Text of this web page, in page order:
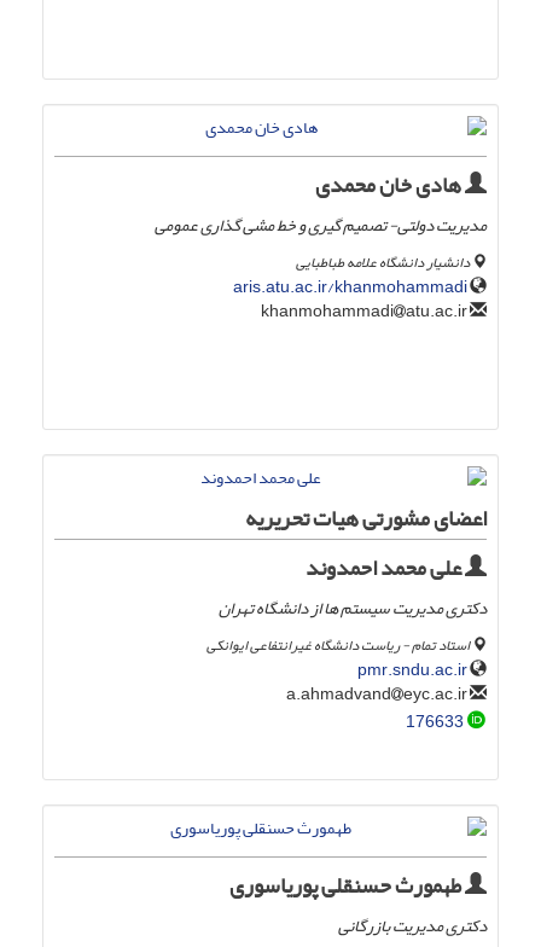
هادی خان محمدی
مدیریت دولتی- تصمیم گیری و خط مشی گذاری عمومی
دانشیار دانشگاه علامه طباطبایی
aris.atu.ac.ir/khanmohammadi
atu.ac.ir
اعضای مشورتی هیات تحریریه
علی محمد احمدوند
دکتری مدیریت سیستم ها از دانشگاه تهران
استاد تمام - ریاست دانشگاه غیرانتفاعی ایوانکی
pmr.sndu.ac.ir
eyc.ac.ir
176633
طهمورث حسنقلی پوریاسوری
دکتری مدیریت بازرگانی